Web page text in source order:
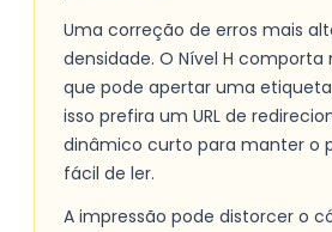
Uma correção de erros mais
densidade. O Nível H comporta
que pode apertar uma
isso prefira um URL de
dinâmico curto para manter o
fácil de ler.
A impressão pode distorcer o